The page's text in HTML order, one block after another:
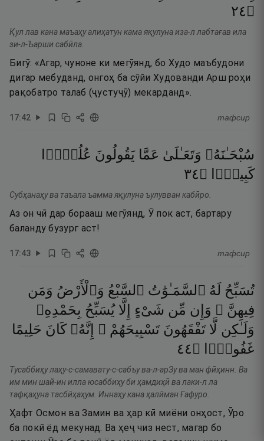
۝٤٢
Қул лав кана маъаҳу алиҳатун кама яқулуна иза-л лабтағав ила
зи-л-Ъарши сабӣла.
Бигӯ: «Агар, чуноне ки мегӯянд, бо Худо маъбудони
дигар мебуданд, онгоҳ ба сӯйи Худованди Арш роҳи
рақобатро талаб (ҷустуҷӯ) мекарданд».
17:42 тафсир
سُبْحَـٰنَهُۥ وَتَعَـٰلَىٰ عَمَّا يَقُولُونَ عُلُوًّۭا
كَبِيرًۭا
۝٤٣
Субҳанаҳу ва таъала ъамма яқулуна ъулувван кабӣро.
Аз он чӣ дар борааш мегӯянд, Ӯ пок аст, бартару
баланду бузург аст!
17:43 тафсир
تُسَبِّحُ لَهُ ٱلسَّمَـٰوَٰتُ ٱلسَّبْعُ وَٱلْأَرْضُ وَمَن
فِيهِنَّ ۚ وَإِن مِّن شَىْءٍ إِلَّا يُسَبِّحُ بِحَمْدِهِۦ
وَلَـٰكِن لَّا تَفْقَهُونَ تَسْبِيحَهُمْ ۗ إِنَّهُۥ كَانَ حَلِيمًا
غَفُورًۭا
۝٤٤
Тусаббиҳу лаҳу-с-самавату-с-сабъу ва-л-арЗу ва ман фӣҳинн. Ва
им мин шай-ин илла юсаббиҳу би ҳамдиҳӣ ва лаки-л ла
тафқаҳуна тасбӣҳаҳум. Иннаҳу кана ҳалӣман Ғафуро.
Ҳафт Осмон ва Замин ва ҳар кӣ миёни онҳост, Ӯро
ба покӣ ёд мекунад. Ва ҳеҷ чиз нест, магар бо